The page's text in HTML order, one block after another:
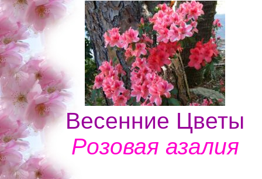
Весенние Цветы
Розовая азалия